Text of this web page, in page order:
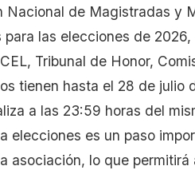
Nacional de Magistradas y
para las elecciones de
Tribunal de Honor,
tienen hasta el 28 de
a las 23:59 horas del
elecciones es un paso
asociación, lo que